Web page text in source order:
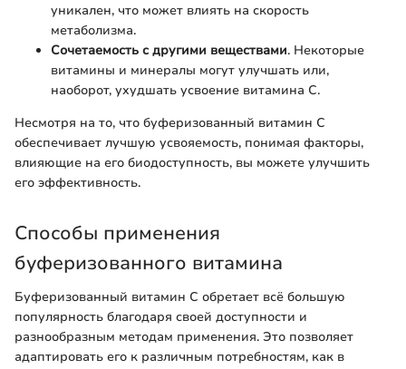
уникален, что может влиять на скорость
метаболизма.
Сочетаемость с другими веществами. Некоторые
витамины и минералы могут улучшать или,
наоборот, ухудшать усвоение витамина C.
Несмотря на то, что буферизованный витамин C
обеспечивает лучшую усвояемость, понимая факторы,
влияющие на его биодоступность, вы можете улучшить
его эффективность.
Способы применения
буферизованного витамина
Буферизованный витамин C обретает всё большую
популярность благодаря своей доступности и
разнообразным методам применения. Это позволяет
адаптировать его к различным потребностям, как в